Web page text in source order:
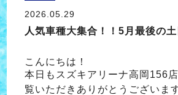
2026.05.29
人気車種大集合！！5月最後の
こんにちは！
本日もスズキアリーナ高岡156
覧いただきありがとうございま